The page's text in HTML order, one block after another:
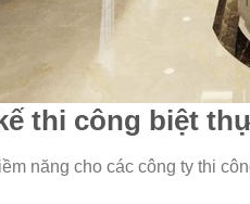
thi công biệt
năng cho các công ty thi